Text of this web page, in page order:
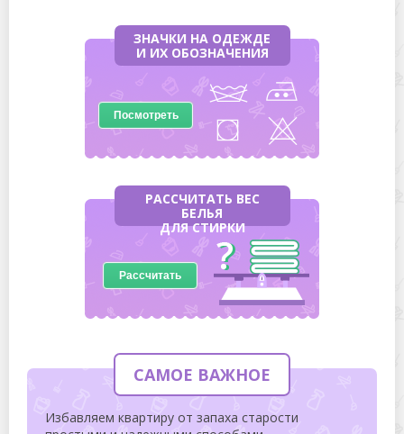
ЗНАЧКИ НА ОДЕЖДЕ
И ИХ ОБОЗНАЧЕНИЯ
Посмотреть
РАССЧИТАТЬ ВЕС
БЕЛЬЯ
ДЛЯ СТИРКИ
Рассчитать
САМОЕ ВАЖНОЕ
Избавляем квартиру от запаха старости